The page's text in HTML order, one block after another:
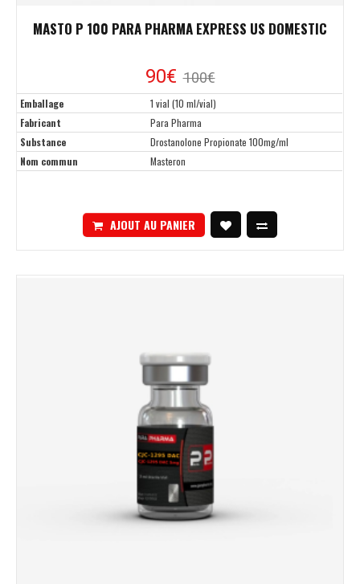
MASTO P 100 PARA PHARMA EXPRESS US DOMESTIC
90€ 100€
Emballage
1 vial (10 ml/vial)
Fabricant
Para Pharma
Substance
Drostanolone Propionate 100mg/ml
Nom commun
Masteron
AJOUT AU PANIER